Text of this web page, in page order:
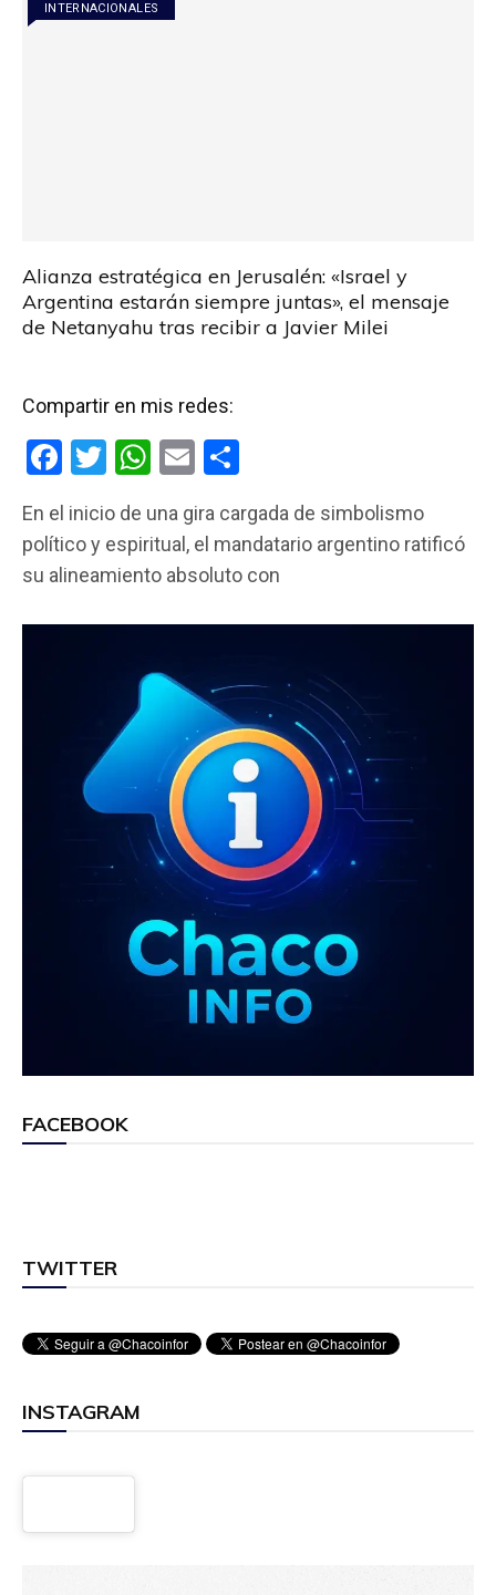
k
p
INTERNACIONALES
Alianza estratégica en Jerusalén: «Israel y
Argentina estarán siempre juntas», el mensaje
de Netanyahu tras recibir a Javier Milei
Compartir en mis redes:
F
ce
b
o
T
tt
er
W
at
s
p
p
E
ail m
p
tir
En el inicio de una gira cargada de simbolismo
político y espiritual, el mandatario argentino ratificó
su alineamiento absoluto con
FACEBOOK
TWITTER
INSTAGRAM